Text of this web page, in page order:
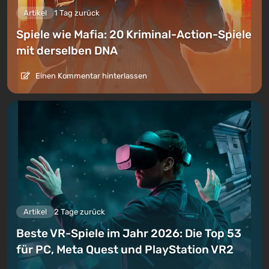
Artikel 1 Tag zurück
Spiele wie Mafia: 20 Kriminal-Action-Spiele
mit derselben DNA
Einen Kommentar hinterlassen
Artikel 2 Tage zurück
Beste VR-Spiele im Jahr 2026: Die Top 53
für PC, Meta Quest und PlayStation VR2